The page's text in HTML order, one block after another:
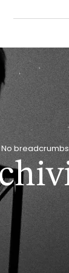
No breadcrumbs